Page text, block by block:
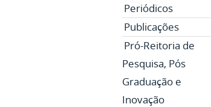
Periódicos
Publicações
Pró-Reitoria de
Pesquisa, Pós
Graduação e
Inovação